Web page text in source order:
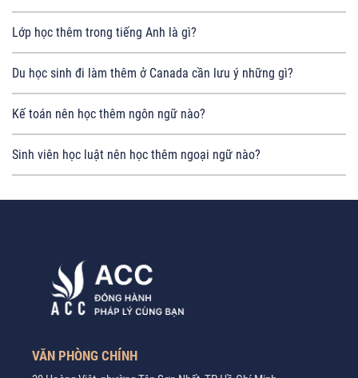
Lớp học thêm trong tiếng Anh là gì?
Du học sinh đi làm thêm ở Canada cần lưu ý những gì?
Kế toán nên học thêm ngôn ngữ nào?
Sinh viên học luật nên học thêm ngoại ngữ nào?
VĂN PHÒNG CHÍNH